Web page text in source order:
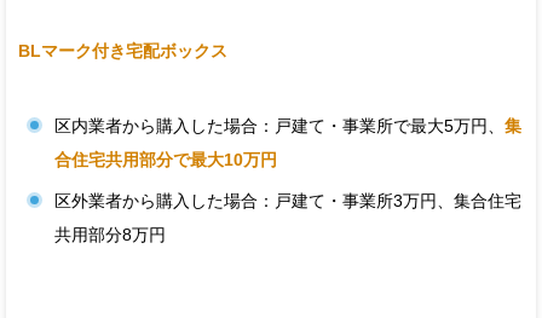
BLマーク付き宅配ボックス
区内業者から購入した場合：戸建て・事業所で最大5万円、 集
合住宅共用部分で最大10万円
区外業者から購入した場合：戸建て・事業所3万円、集合住宅
共用部分8万円